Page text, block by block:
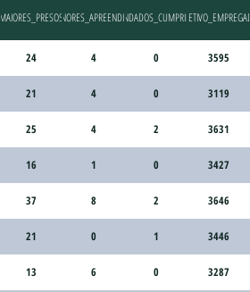
MAIORES_PRESOSMENORES_APREENDIDOSMANDADOS_CUMPRIDOS
24 4 0 3595
21 4 0 3119
25 4 2 3631
16 1 0 3427
37 8 2 3646
21 0 1 3446
13 6 0 3287